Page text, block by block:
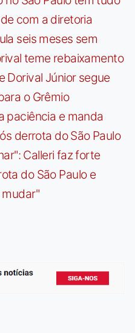
com a diretoria
seis meses sem
teme rebaixamento
Dorival Júnior segue
o Grêmio
paciência e manda
derrota do São Paulo
Calleri faz forte
do São Paulo e